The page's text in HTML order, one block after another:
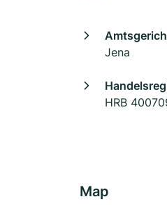
Jena
HRB
Map